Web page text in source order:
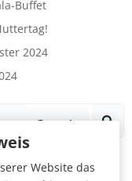
Buffet
2024
Website das